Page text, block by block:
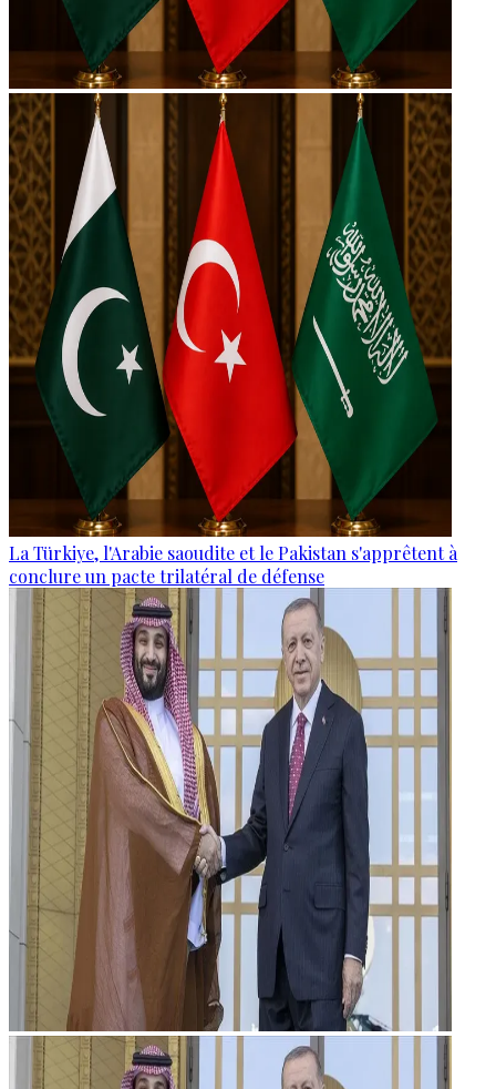
La Türkiye, l'Arabie saoudite et le Pakistan s'apprêtent à
conclure un pacte trilatéral de défense